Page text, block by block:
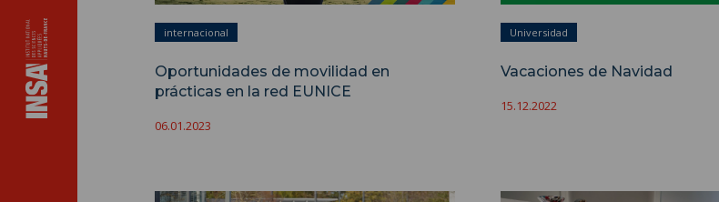
internacional
Oportunidades de movilidad en
prácticas en la red EUNICE
06.01.2023
Universidad
Vacaciones de Navidad
15.12.2022